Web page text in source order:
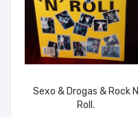
Sexo & Drogas & Rock N
Roll.